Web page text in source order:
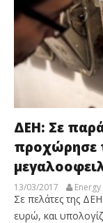
ΔΕΗ: Σε
προχώρησε
13/03/2017 Energy
Σε πελάτες της
ευρώ, και